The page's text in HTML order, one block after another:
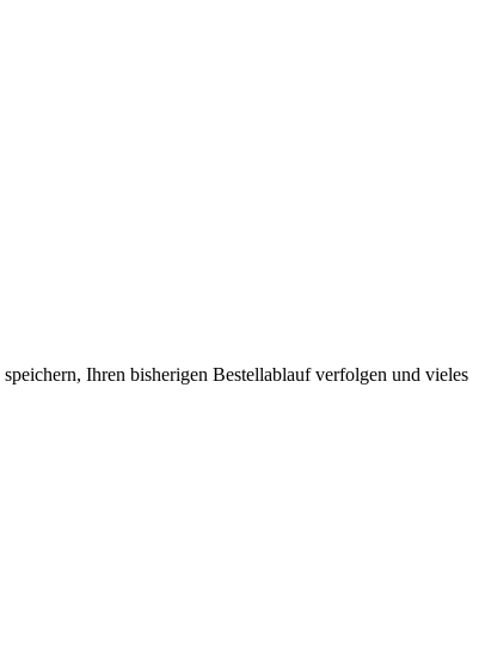
Ihren bisherigen Bestellablauf verfolgen und vieles